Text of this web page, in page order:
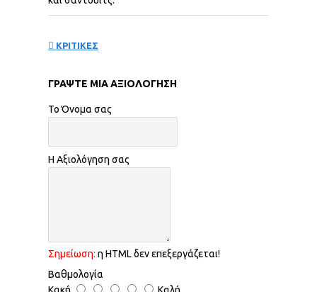
ΚΡΙΤΙΚΕΣ
ΓΡΆΨΤΕ ΜΙΑ ΑΞΙΟΛΌΓΗΣΗ
Το Όνομα σας
Η Αξιολόγηση σας
Σημείωση: η HTML δεν επεξεργάζεται!
Βαθμολογία